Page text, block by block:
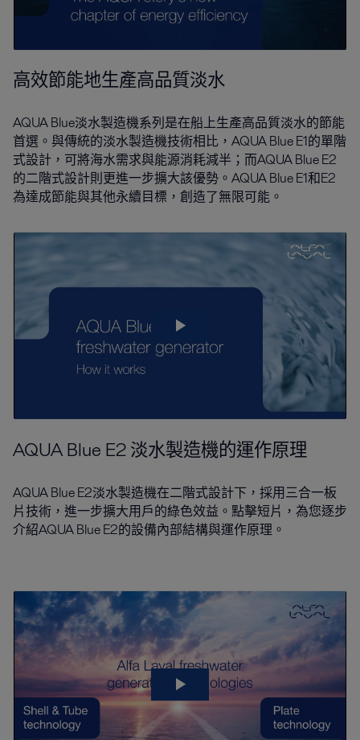
高效節能地生產高品質淡水
AQUA Blue淡水製造機系列是在船上生產高品質淡水的節能
首選。與傳統的淡水製造機技術相比，AQUA Blue E1的單階
式設計，可將海水需求與能源消耗減半；而AQUA Blue E2
的二階式設計則更進一步擴大該優勢。AQUA Blue E1和E2
為達成節能與其他永續目標，創造了無限可能。
AQUA Blue E2 淡水製造機的運作原理
AQUA Blue E2淡水製造機在二階式設計下，採用三合一板
片技術，進一步擴大用戶的綠色效益。點擊短片，為您逐步
介紹AQUA Blue E2的設備內部結構與運作原理。